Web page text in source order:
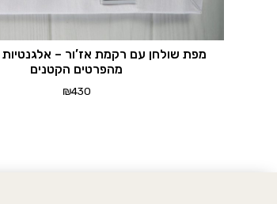
מפת שולחן עם רקמת אז’ור –
מהפרטים הקטנים
₪430